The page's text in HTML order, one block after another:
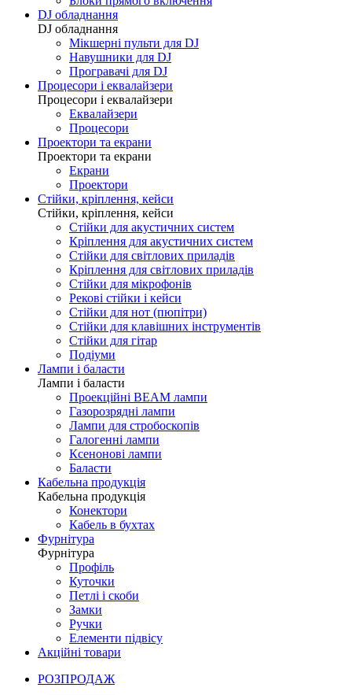
DJ обладнання
DJ обладнання
Мікшерні пульти для DJ
Навушники для DJ
Програвачі для DJ
Процесори і еквалайзери
Процесори і еквалайзери
Еквалайзери
Процесори
Проектори та екрани
Проектори та екрани
Екрани
Проектори
Стійки, кріплення, кейси
Стійки, кріплення, кейси
Стійки для акустичних систем
Кріплення для акустичних систем
Стійки для світлових приладів
Кріплення для світлових приладів
Стійки для мікрофонів
Рекові стійки і кейси
Стійки для нот (пюпітри)
Стійки для клавішних інструментів
Стійки для гітар
Подіуми
Лампи і баласти
Лампи і баласти
Проекційні BEAM лампи
Газорозрядні лампи
Лампи для стробоскопів
Галогенні лампи
Ксенонові лампи
Баласти
Кабельна продукція
Кабельна продукція
Конектори
Кабель в бухтах
Фурнітура
Фурнітура
Профіль
Куточки
Петлі і скоби
Замки
Ручки
Елементи підвісу
Акційні товари
РОЗПРОДАЖ